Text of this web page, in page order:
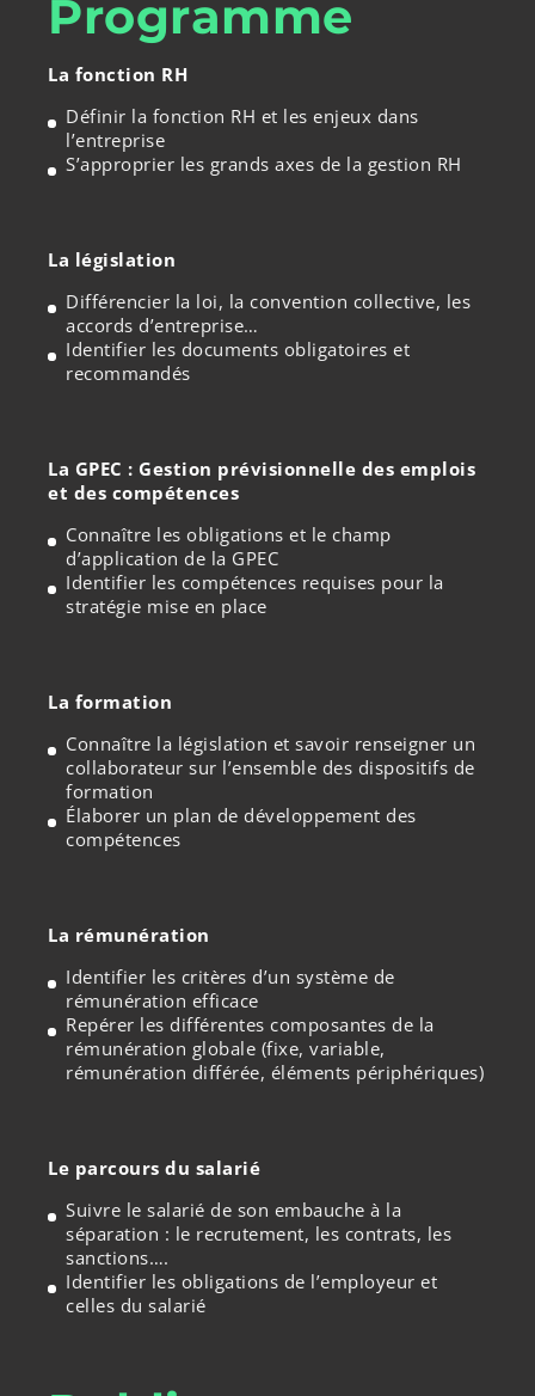
Programme
La fonction RH
Définir la fonction RH et les enjeux dans
l’entreprise
S’approprier les grands axes de la gestion RH
La législation
Différencier la loi, la convention collective, les
accords d’entreprise…
Identifier les documents obligatoires et
recommandés
La GPEC : Gestion prévisionnelle des emplois
et des compétences
Connaître les obligations et le champ
d’application de la GPEC
Identifier les compétences requises pour la
stratégie mise en place
La formation
Connaître la législation et savoir renseigner un
collaborateur sur l’ensemble des dispositifs de
formation
Élaborer un plan de développement des
compétences
La rémunération
Identifier les critères d’un système de
rémunération efficace
Repérer les différentes composantes de la
rémunération globale (fixe, variable,
rémunération différée, éléments périphériques)
Le parcours du salarié
Suivre le salarié de son embauche à la
séparation : le recrutement, les contrats, les
sanctions….
Identifier les obligations de l’employeur et
celles du salarié